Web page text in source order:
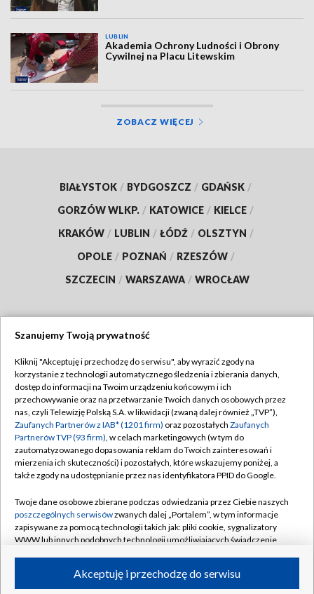
LUBLIN
Akademia Ochrony Ludności i Obrony
Cywilnej na Placu Litewskim
ZOBACZ WIĘCEJ
BIAŁYSTOK / BYDGOSZCZ / GDAŃSK /
GORZÓW WLKP. / KATOWICE / KIELCE /
KRAKÓW / LUBLIN / ŁÓDŹ / OLSZTYN /
OPOLE / POZNAŃ / RZESZÓW /
SZCZECIN / WARSZAWA / WROCŁAW
TVP
Abonament TVP
Emisja w TVP
Centrum informacji TVP
Naziemna Telewizja Cyfrowa
Rada Programowa
System NOS
Informacje o nadawcy
Program dla prasy
Regulamin TVP
Polityka prywatności
Moje zgody
Pomoc
Kontakt
Kanały
Szanujemy Twoją prywatność
Kliknij "Akceptuję i przechodzę do serwisu", aby wyrazić zgody na
korzystanie z technologii automatycznego śledzenia i zbierania danych,
dostęp do informacji na Twoim urządzeniu końcowym i ich
przechowywanie oraz na przetwarzanie Twoich danych osobowych przez
nas, czyli Telewizję Polską S.A. w likwidacji (zwaną dalej również „TVP”),
Zaufanych Partnerów z IAB* (1201 firm) oraz pozostałych Zaufanych
Partnerów TVP (93 firm), w celach marketingowych (w tym do
zautomatyzowanego dopasowania reklam do Twoich zainteresowań i
mierzenia ich skuteczności) i pozostałych, które wskazujemy poniżej, a
także zgody na udostępnianie przez nas identyfikatora PPID do Google.
Twoje dane osobowe zbierane podczas odwiedzania przez Ciebie naszych
poszczególnych serwisówzwanych dalej „Portalem”, w tym informacje
zapisywane za pomocą technologii takich jak: pliki cookie, sygnalizatory
WWW lub innych podobnych technologii umożliwiających świadczenie
ruchu w Internecie.Akceptuję i przechodzę do serwisu